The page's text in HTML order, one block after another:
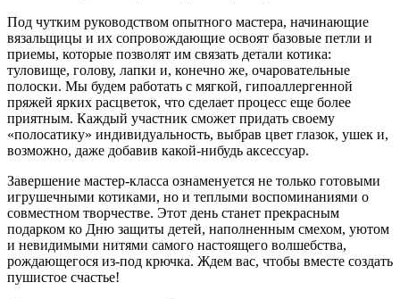
Под чутким руководством опытного мастера, начинающие
вязальщицы и их сопровождающие освоят базовые петли и
приемы, которые позволят им связать детали котика:
туловище, голову, лапки и, конечно же, очаровательные
полоски. Мы будем работать с мягкой, гипоаллергенной
пряжей ярких расцветок, что сделает процесс еще более
приятным. Каждый участник сможет придать своему
«полосатику» индивидуальность, выбрав цвет глазок, ушек и,
возможно, даже добавив какой-нибудь аксессуар.
Завершение мастер-класса ознаменуется не только готовыми
игрушечными котиками, но и теплыми воспоминаниями о
совместном творчестве. Этот день станет прекрасным
подарком ко Дню защиты детей, наполненным смехом, уютом
и невидимыми нитями самого настоящего волшебства,
рождающегося из-под крючка. Ждем вас, чтобы вместе создать
пушистое счастье!